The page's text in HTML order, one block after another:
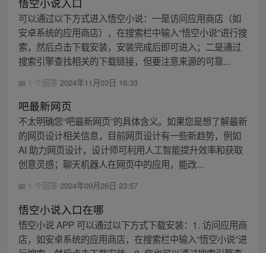
可以通过以下方式进入悟空小说：一是访问应用商店（如
安卓系统的应用商店），在搜索栏中输入“悟空小说”进行搜
索，然后点击下载安装，安装完成后即可进入；二是通过
搜索引擎查找相关的下载链接，但要注意来源的可靠...
1 个回答 2024年11月03日 16:33
吧最新网页
不太明确您“吧最新网页”的具体含义。如果您是想了解最新
的网页设计相关信息，目前网页设计有一些新趋势，例如
AI 助力网页设计，设计师可利用人工智能提升效率和获取
创意灵感；聊天机器人在网页中的应用，能改...
1 个回答 2024年09月26日 23:57
悟空小说入口在哪
悟空小说 APP 可以通过以下方式下载安装：1. 访问应用商
店，如安卓系统的应用商店，在搜索栏中输入“悟空小说”进